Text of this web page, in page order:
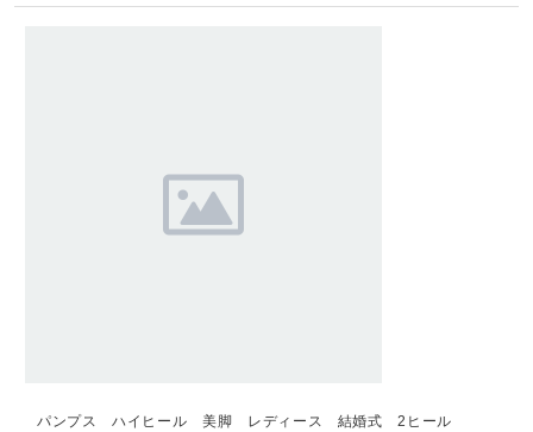
パンプス ハイヒール 美脚 レディース 結婚式 2ヒール